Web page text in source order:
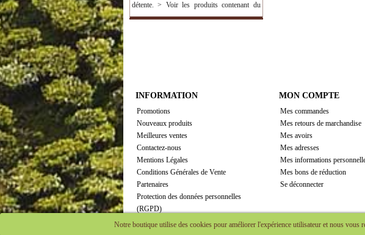
Notre boutique utilise des cookies pour améliorer l'expérience utilisateur et nous
détente. > Voir les produits contenant du
tilleul
INFORMATION
Promotions
Nouveaux produits
Meilleures ventes
Contactez-nous
Mentions Légales
Conditions Générales de Vente
Partenaires
Protection des données personnelles
(RGPD)
Plan du site
MON COMPTE
Mes commandes
Mes retours de marchandise
Mes avoirs
Mes adresses
Mes informations
Mes bons de réduction
Se déconnecter